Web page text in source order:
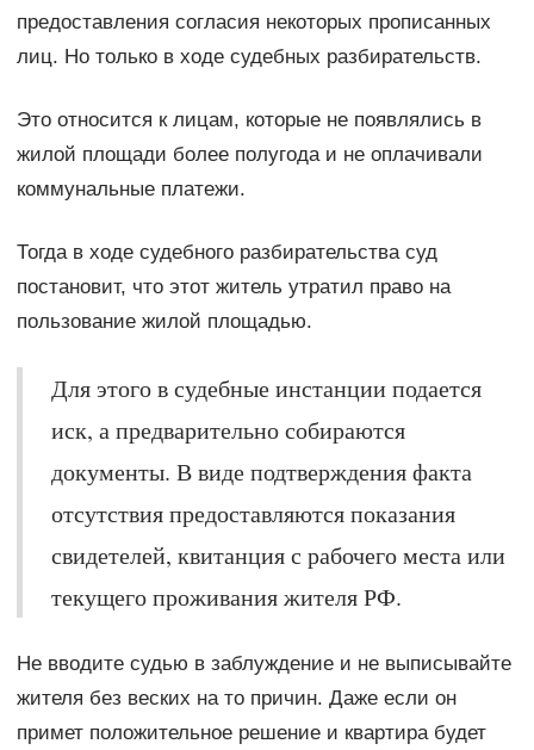
предоставления согласия некоторых прописанных
лиц. Но только в ходе судебных разбирательств.
Это относится к лицам, которые не появлялись в
жилой площади более полугода и не оплачивали
коммунальные платежи.
Тогда в ходе судебного разбирательства суд
постановит, что этот житель утратил право на
пользование жилой площадью.
Для этого в судебные инстанции подается
иск, а предварительно собираются
документы. В виде подтверждения факта
отсутствия предоставляются показания
свидетелей, квитанция с рабочего места или
текущего проживания жителя РФ.
Не вводите судью в заблуждение и не выписывайте
жителя без веских на то причин. Даже если он
примет положительное решение и квартира будет